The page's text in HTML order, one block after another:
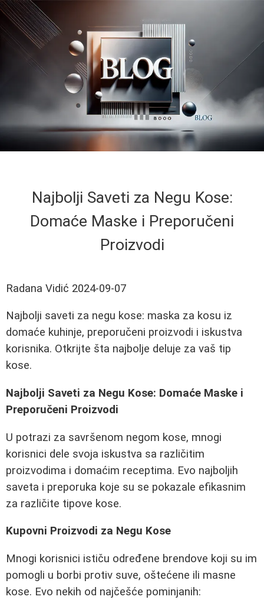
Najbolji Saveti za Negu Kose:
Domaće Maske i Preporučeni
Proizvodi
Radana Vidić 2024-09-07
Najbolji saveti za negu kose: maska za kosu iz
domaće kuhinje, preporučeni proizvodi i iskustva
korisnika. Otkrijte šta najbolje deluje za vaš tip
kose.
Najbolji Saveti za Negu Kose: Domaće Maske i
Preporučeni Proizvodi
U potrazi za savršenom negom kose, mnogi
korisnici dele svoja iskustva sa različitim
proizvodima i domaćim receptima. Evo najboljih
saveta i preporuka koje su se pokazale efikasnim
za različite tipove kose.
Kupovni Proizvodi za Negu Kose
Mnogi korisnici ističu određene brendove koji su im
pomogli u borbi protiv suve, oštećene ili masne
kose. Evo nekih od najčešće pominjanih: